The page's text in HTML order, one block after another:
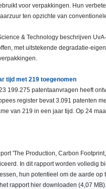
voor verpakkingen. Hun
ten opzichte van
& Technology beschrijven
met uitstekende degradatie-
tijd met 219 toegenomen
199.275 patentaanvragen heeft
register bevat 3.091 patenten
van 219 in een jaar tijd. Op 24
'The Production, Carbon
In dit rapport worden volledig
hun potentieel om de aarde op
rapport hier downloaden (4,07 MB).